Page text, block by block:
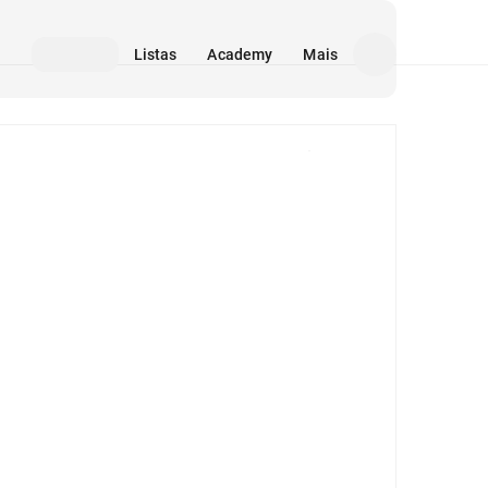
Listas Academy Mais